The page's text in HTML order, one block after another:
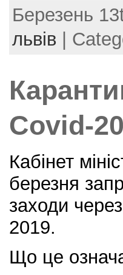
c
e
o
k
itt
er
er
e
ai
l
Березень
львів |
Covid-
Кабінет
березня
заходи
2019.
Що це